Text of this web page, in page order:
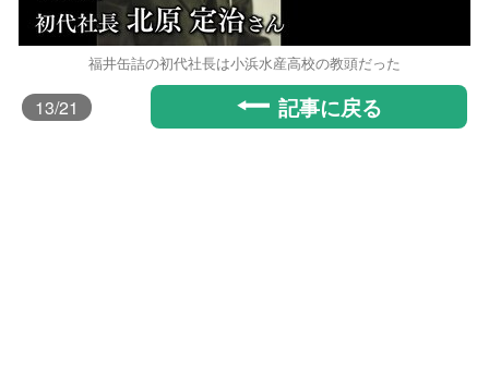
福井缶詰の初代社長は小浜水産高校の教頭だった
13/21 記事に戻る